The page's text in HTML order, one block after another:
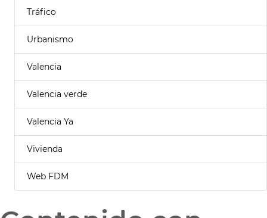
Tráfico
Urbanismo
Valencia
Valencia verde
Valencia Ya
Vivienda
Web FDM